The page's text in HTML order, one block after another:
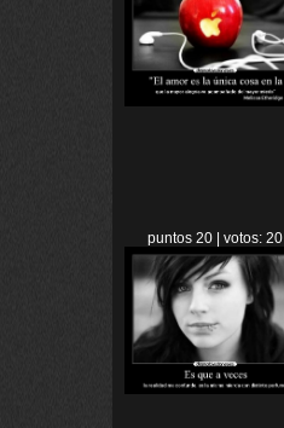
puntos 20 | votos: 20